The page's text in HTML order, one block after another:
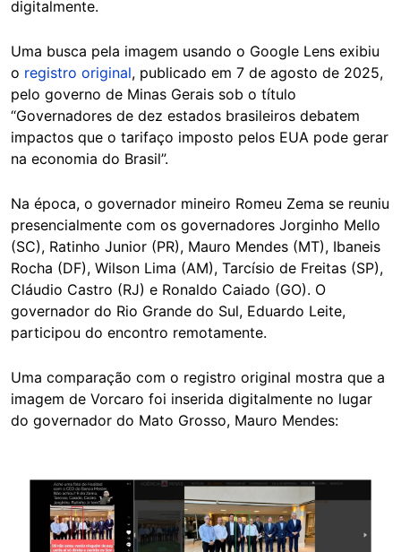
digitalmente.
Uma busca pela imagem usando o Google Lens exibiu
o registro original, publicado em 7 de agosto de 2025,
pelo governo de Minas Gerais sob o título
“Governadores de dez estados brasileiros debatem
impactos que o tarifaço imposto pelos EUA pode gerar
na economia do Brasil”.
Na época, o governador mineiro Romeu Zema se reuniu
presencialmente com os governadores Jorginho Mello
(SC), Ratinho Junior (PR), Mauro Mendes (MT), Ibaneis
Rocha (DF), Wilson Lima (AM), Tarcísio de Freitas (SP),
Cláudio Castro (RJ) e Ronaldo Caiado (GO). O
governador do Rio Grande do Sul, Eduardo Leite,
participou do encontro remotamente.
Uma comparação com o registro original mostra que a
imagem de Vorcaro foi inserida digitalmente no lugar
do governador do Mato Grosso, Mauro Mendes: